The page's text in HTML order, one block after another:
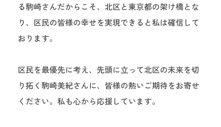
る駒崎さんだからこそ、北区と東京都の架け橋とな
り、区民の皆様の幸せを実現できると私は確信して
おります。
区民を最優先に考え、先頭に立って北区の未来を切
り拓く駒崎美紀さんに、皆様の熱いご期待をお寄せ
ください。私も心から応援しています。